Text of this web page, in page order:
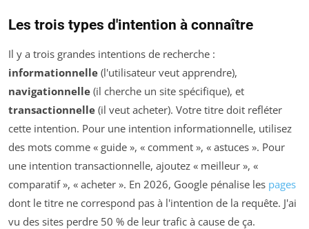
Les trois types d'intention à connaître
Il y a trois grandes intentions de recherche :
informationnelle (l'utilisateur veut apprendre),
navigationnelle (il cherche un site spécifique), et
transactionnelle (il veut acheter). Votre titre doit refléter
cette intention. Pour une intention informationnelle, utilisez
des mots comme « guide », « comment », « astuces ». Pour
une intention transactionnelle, ajoutez « meilleur », «
comparatif », « acheter ». En 2026, Google pénalise les pages
dont le titre ne correspond pas à l'intention de la requête. J'ai
vu des sites perdre 50 % de leur trafic à cause de ça.